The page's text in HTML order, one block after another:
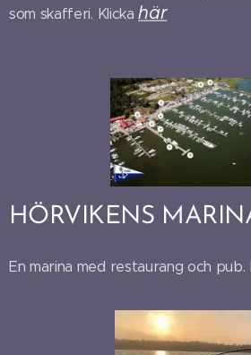
som skafferi. Klickahär
HÖRVIKENS
En marina med restaurang och pub.